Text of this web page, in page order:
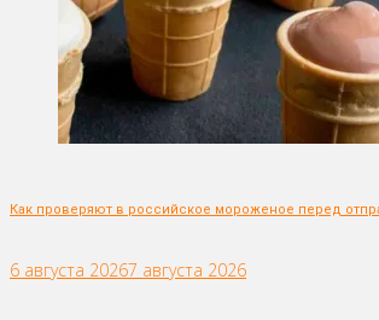
Как проверяют в российское мороженое перед
6 августа 20267 августа 2026